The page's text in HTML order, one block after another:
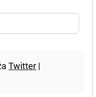
Twitter |